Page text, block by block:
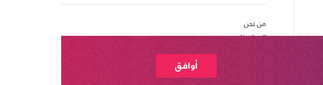
من نحن
اتصل بنا
أوافق